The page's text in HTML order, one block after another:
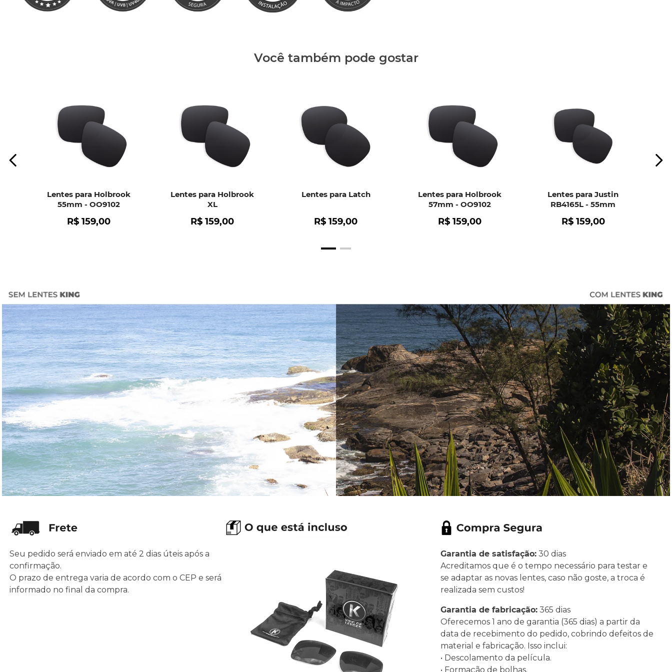
Você também pode gostar
Lentes para Holbrook
55mm - OO9102
R$ 159,00
Lentes para Holbrook
XL
R$ 159,00
Lentes para Latch
R$ 159,00
Lentes para Holbrook
57mm - OO9102
R$ 159,00
Lentes para Justin
RB4165L - 55mm
R$ 159,00
Seu pedido será enviado em até 2 dias úteis após a
confirmação.
O prazo de entrega varia de acordo com o CEP e será
informado no final da compra.
Garantia de satisfação:30 dias
Acreditamos que é o tempo necessário para testar e
se adaptar as novas lentes, caso não goste, a troca é
realizada sem custos!
Garantia de fabricação:365 dias
Oferecemos 1 ano de garantia (365 dias) a partir da
data de recebimento do pedido, cobrindo defeitos de
material e fabricação. Isso inclui:
• Descolamento da película.
• Formação de bolhas.